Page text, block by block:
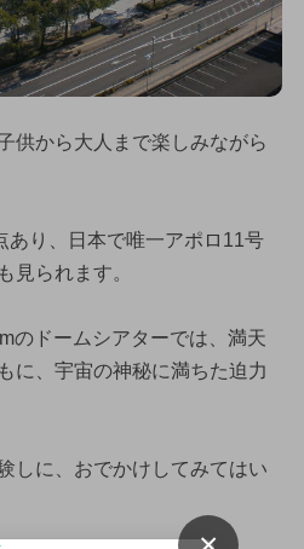
供から大人まで楽しみながら
あり、日本で唯一アポロ11号
見られます。
のドームシアターでは、満天
に、宇宙の神秘に満ちた迫力
しに、おでかけしてみてはい